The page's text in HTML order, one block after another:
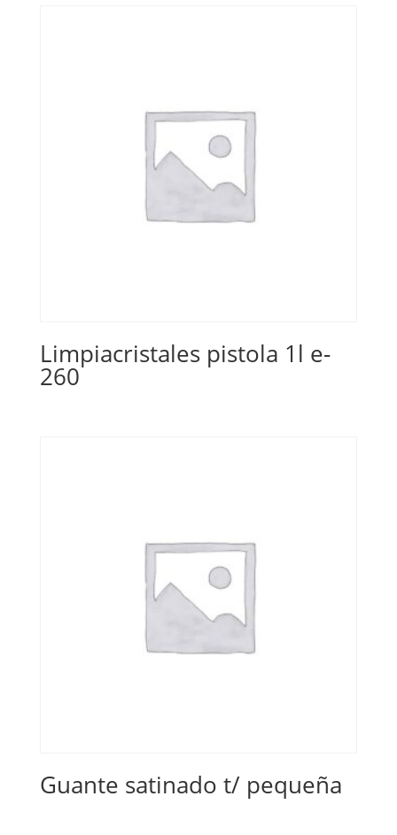
Limpiacristales pistola 1l e-
260
Guante satinado t/ pequeña